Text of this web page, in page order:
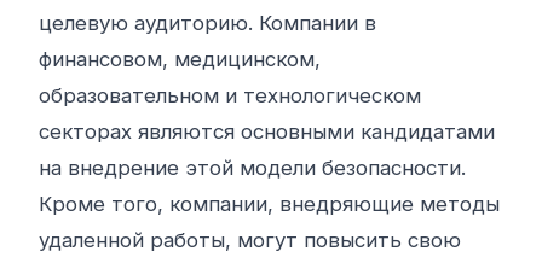
целевую аудиторию. Компании в
финансовом, медицинском,
образовательном и технологическом
секторах являются основными кандидатами
на внедрение этой модели безопасности.
Кроме того, компании, внедряющие методы
удаленной работы, могут повысить свою